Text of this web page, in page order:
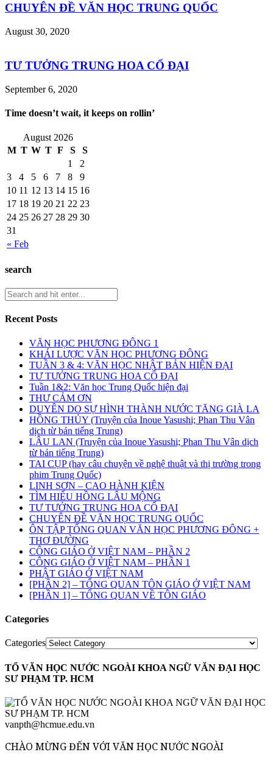
CHUYÊN ĐỀ VĂN HỌC TRUNG QUỐC
August 30, 2020
TƯ TƯỞNG TRUNG HOA CỔ ĐẠI
September 6, 2020
Time doesn’t wait, it keeps on rollin’
August 2026
M T W T F S S
« Feb
1
2
3
4 5 6 7 8
9
10 11 12 13 14 15 16
17 18 19 20 21 22 23
24 25 26 27 28 29 30
31
search
Recent Posts
VĂN HỌC PHƯƠNG ĐÔNG 1
KHÁI LƯỢC VĂN HỌC PHƯƠNG ĐÔNG
TUẦN 3 & 4: VĂN HỌC NHẬT BẢN HIỆN ĐẠI
TƯ TƯỞNG TRUNG HOA CỔ ĐẠI
Tuần 1&2: Văn học Trung Quốc hiện đại
THƯ CẢM ƠN
DUYÊN DO SỰ HÌNH THÀNH NƯỚC TĂNG GIÀ LA
HỒNG THỦY (Truyện của Inoue Yasushi; Phan Thu Vân
dịch từ bản tiếng Trung)
LÂU LAN (Truyện của Inoue Yasushi; Phan Thu Vân dịch
từ bản tiếng Trung)
TAI CỤP (hay câu chuyện về nghệ thuật và thị trường trong
phim Trung Quốc)
LINH SƠN – CAO HÀNH KIỆN
TÌM HIỂU HỒNG LÂU MỘNG
TƯ TƯỞNG TRUNG HOA CỔ ĐẠI
CHUYÊN ĐỀ VĂN HỌC TRUNG QUỐC
ÔN TẬP TỔNG QUAN VĂN HỌC PHƯƠNG ĐÔNG +
THƠ ĐƯỜNG
CÔNG GIÁO Ở VIỆT NAM – PHẦN 2
CÔNG GIÁO Ở VIỆT NAM – PHẦN 1
PHẬT GIÁO Ở VIỆT NAM
[PHẦN 2] – TỔNG QUAN TÔN GIÁO Ở VIỆT NAM
[PHẦN 1] – TỔNG QUAN VỀ TÔN GIÁO
Categories
Categories
TỔ VĂN HỌC NƯỚC NGOÀI KHOA NGỮ VĂN ĐẠI HỌC
SƯ PHẠM TP. HCM
vanpth@hcmue.edu.vn
CHÀO MỪNG ĐẾN VỚI VĂN HỌC NƯỚC NGOÀI